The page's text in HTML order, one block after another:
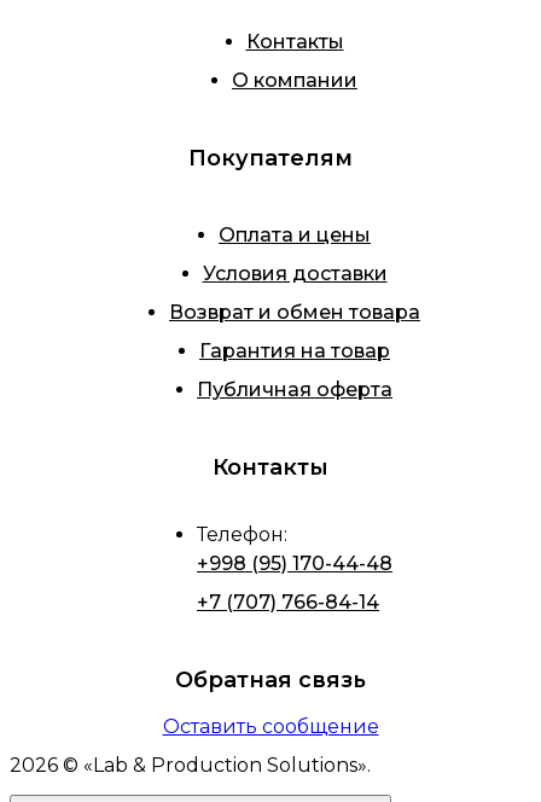
Контакты
О компании
Покупателям
Оплата и цены
Условия доставки
Возврат и обмен товара
Гарантия на товар
Публичная оферта
Контакты
Телефон:
+998 (95) 170-44-48
+7 (707) 766-84-14
Обратная связь
Оставить сообщение
2026 © « Lab & Production Solutions».